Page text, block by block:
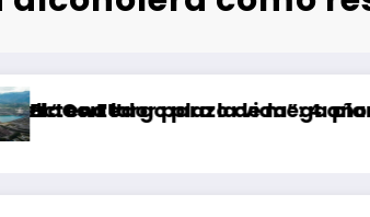
plazo de mega planta de
para la vida”: 4 años de la